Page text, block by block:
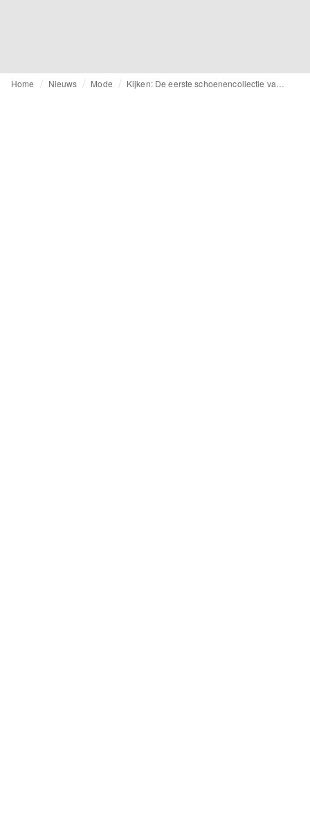
Home Nieuws Mode